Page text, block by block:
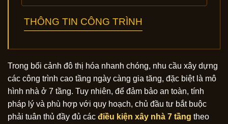
THÔNG TIN CÔNG TRÌNH
Trong bối cảnh đô thị hóa nhanh chóng, nhu cầu xây dựng
các công trình cao tầng ngày càng gia tăng, đặc biệt là mô
hình nhà ở 7 tầng. Tuy nhiên, để đảm bảo an toàn, tính
pháp lý và phù hợp với quy hoạch, chủ đầu tư bắt buộc
phải tuân thủ đầy đủ các điều kiện xây nhà 7 tầng theo